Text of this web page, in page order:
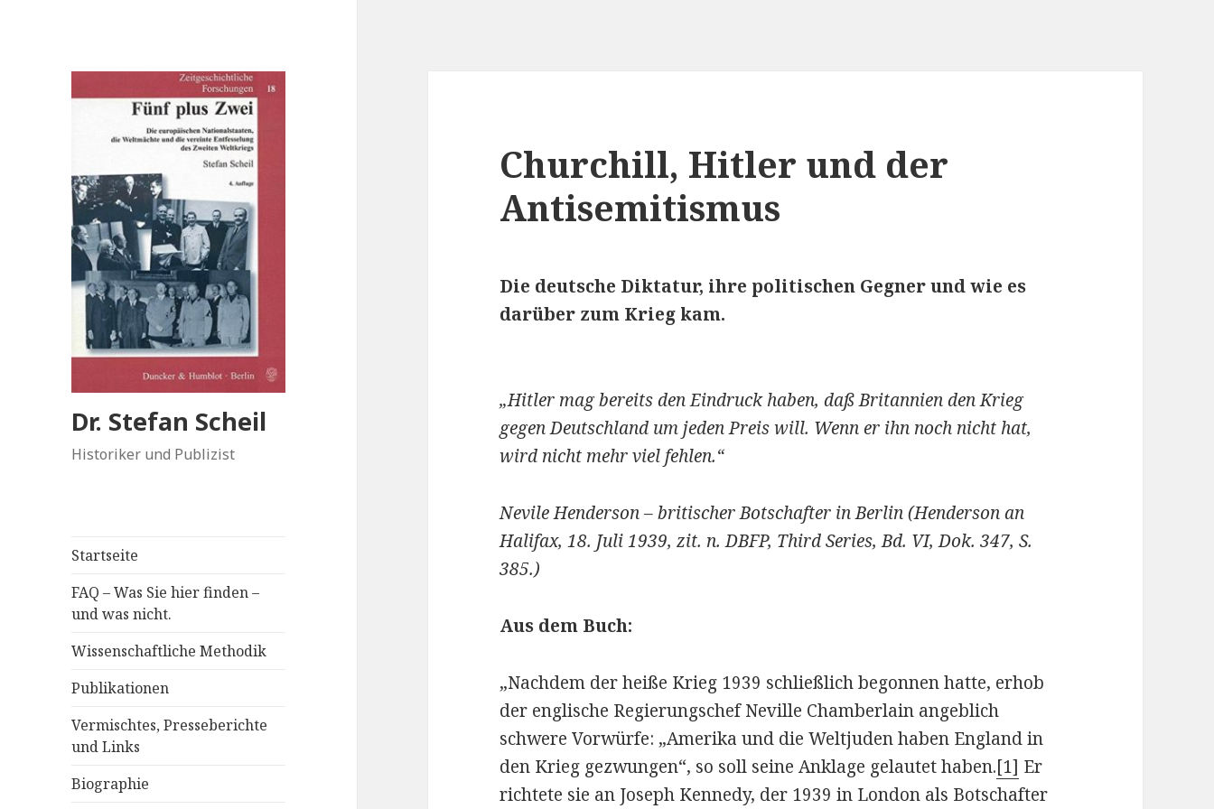
Dr. Stefan Scheil
Historiker und Publizist
Startseite
FAQ – Was Sie hier finden –
und was nicht.
Wissenschaftliche Methodik
Publikationen
Vermischtes, Presseberichte
und Links
Biographie
Churchill, Hitler und der
Antisemitismus
Die deutsche Diktatur, ihre politischen Gegner und wie es
darüber zum Krieg kam.
„Hitler mag bereits den Eindruck haben, daß Britannien den Krieg
gegen Deutschland um jeden Preis will. Wenn er ihn noch nicht hat,
wird nicht mehr viel fehlen.“
Nevile Henderson – britischer Botschafter in Berlin (Henderson an
Halifax, 18. Juli 1939, zit. n. DBFP, Third Series, Bd. VI, Dok. 347, S.
385.)
Aus dem Buch:
„Nachdem der heiße Krieg 1939 schließlich begonnen hatte, erhob
der englische Regierungschef Neville Chamberlain angeblich
schwere Vorwürfe: „Amerika und die Weltjuden haben England in
den Krieg gezwungen“, so soll seine Anklage gelautet haben.[1] Er
richtete sie an Joseph Kennedy, der 1939 in London als Botschafter